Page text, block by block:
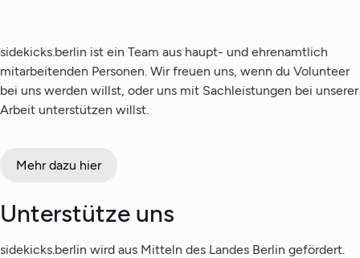
sidekicks.berlin ist ein Team aus haupt- und ehrenamtlich
mitarbeitenden Personen. Wir freuen uns, wenn du Volunteer
bei uns werden willst, oder uns mit Sachleistungen bei unserer
Arbeit unterstützen willst.
Mehr dazu hier
Unterstütze uns
sidekicks.berlin wird aus Mitteln des Landes Berlin gefördert.